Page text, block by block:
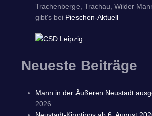
Trachenberge, Trachau, Wilder
gibt's bei Pieschen-Aktuell
Neueste Beiträge
Mann in der Äußeren Neustadt
2026